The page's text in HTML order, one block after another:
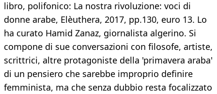
libro, polifonico: La nostra rivoluzione: voci di
donne arabe, Elèuthera, 2017, pp.130, euro 13. Lo
ha curato Hamid Zanaz, giornalista algerino. Si
compone di sue conversazioni con filosofe, artiste,
scrittrici, altre protagoniste della 'primavera araba'
di un pensiero che sarebbe improprio definire
femminista, ma che senza dubbio resta focalizzato